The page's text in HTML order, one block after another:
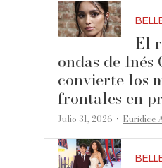
El
ondas de Inés
convierte los
frontales en
Julio 31, 2026 ·Eurídice